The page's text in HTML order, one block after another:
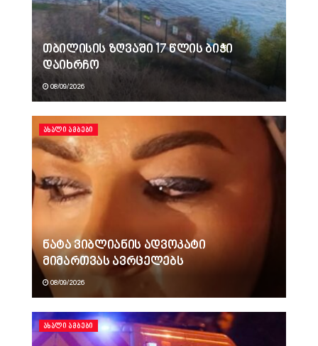
თბილისის ზღვაში 17 წლის ბიჭი
დაიხრჩო
08/09/2026
ᲐᲮᲐᲚᲘ ᲐᲛᲑᲔᲑᲘ
ნატა ვიბლიანის ადვოკატი
მიმართვას ავრცელებს
08/09/2026
ᲐᲮᲐᲚᲘ ᲐᲛᲑᲔᲑᲘ